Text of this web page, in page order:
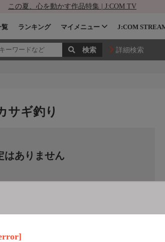
この夏、心を動かす作品特集 | J:COM TV
覧 ランキング マイメニュー J:COM
詳細検索
サギ釣り
はありません